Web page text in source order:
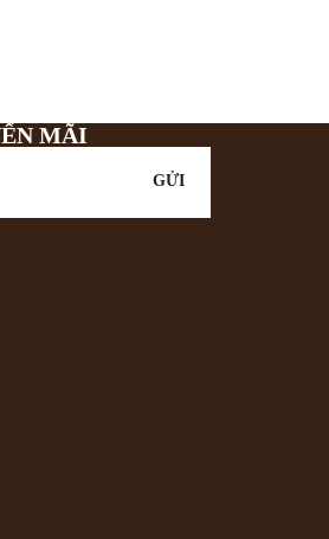
MÃI
GỬI